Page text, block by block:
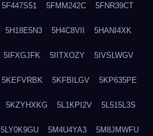
5F447S51 5FMM242C 5FNR39CT
5H18E5N3 5H4C8VII 5HANI4XK
5IFXGJFK 5IITXOZY 5IVSLWGV
5KEFVRBK 5KFBILGV 5KP635PE
5KZYHXKG 5L1KPI2V 5L515L3S
5LY0K9GU 5M4U4YA3 5M8JMWFU